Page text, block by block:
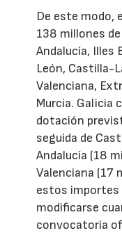
De este modo,
138 millones
Andalucía, Illes
León, Castilla-
Valenciana,
Murcia. Galicia
dotación
seguida de
Andalucía (18
Valenciana (17
estos importes
modificarse
convocatoria